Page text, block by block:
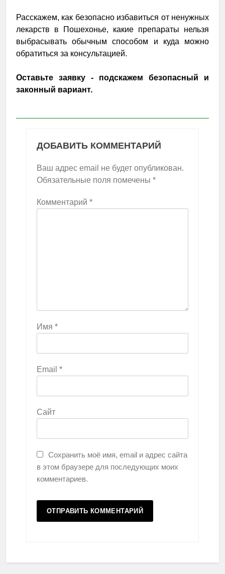
Расскажем, как безопасно избавиться от ненужных
лекарств в Пошехонье, какие препараты нельзя
выбрасывать обычным способом и куда можно
обратиться за консультацией.
Оставьте заявку - подскажем безопасный и
законный вариант.
ДОБАВИТЬ КОММЕНТАРИЙ
Ваш адрес email не будет опубликован.
Обязательные поля помечены *
Комментарий *
Имя *
Email *
Сайт
Сохранить моё имя, email и адрес сайта
в этом браузере для последующих моих
комментариев.